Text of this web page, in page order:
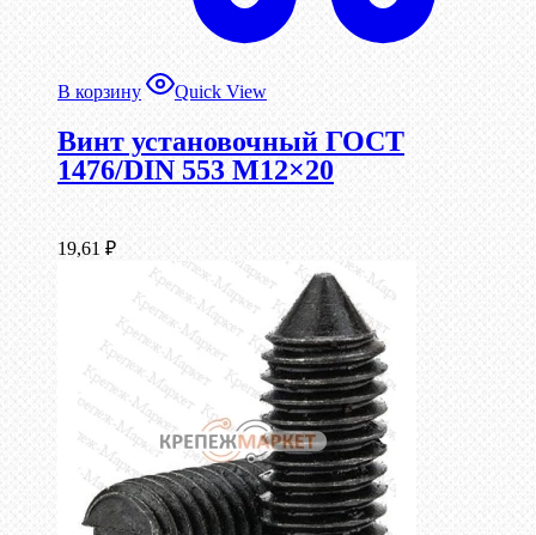
В корзину Quick View
Винт установочный ГОСТ
1476/DIN 553 М12×20
19,61 ₽